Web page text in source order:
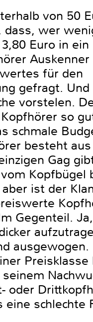
von 50
dass, wer
Euro in ein
für den
gefragt. Und
vorstelen.
so
schmale
besteht
Gag
Kopfbügel
ist der
Gegenteil.
ausgewogen.
Preisklasse
oder
schlechte